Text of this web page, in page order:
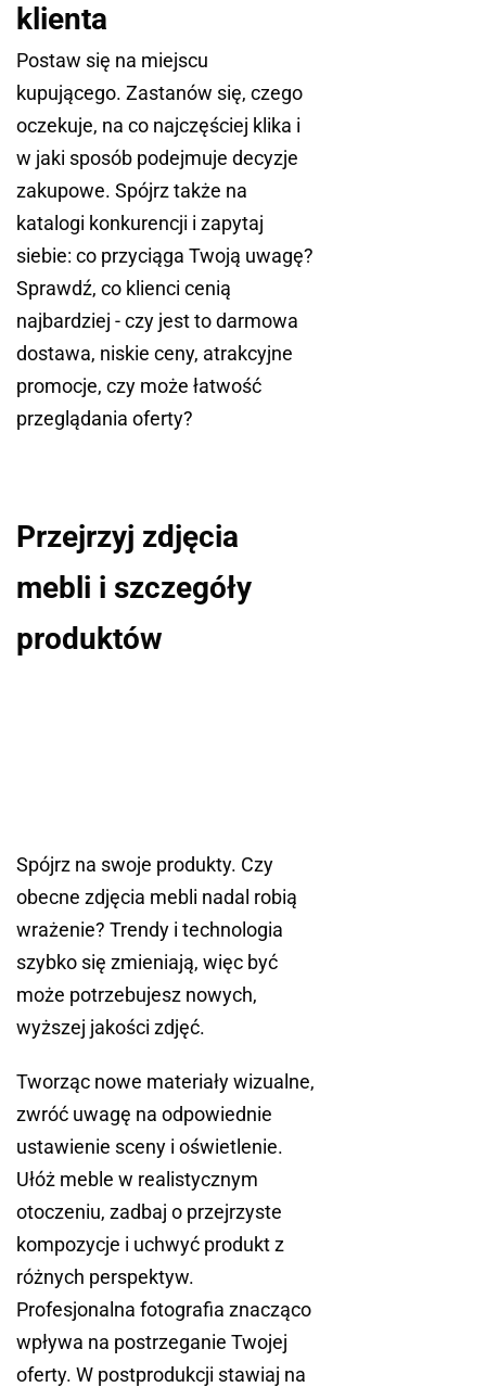
klienta
Postaw się na miejscu
kupującego. Zastanów się, czego
oczekuje, na co najczęściej klika i
w jaki sposób podejmuje decyzje
zakupowe. Spójrz także na
katalogi konkurencji i zapytaj
siebie: co przyciąga Twoją uwagę?
Sprawdź, co klienci cenią
najbardziej - czy jest to darmowa
dostawa, niskie ceny, atrakcyjne
promocje, czy może łatwość
przeglądania oferty?
Przejrzyj zdjęcia
mebli i szczegóły
produktów
Spójrz na swoje produkty. Czy
obecne zdjęcia mebli nadal robią
wrażenie? Trendy i technologia
szybko się zmieniają, więc być
może potrzebujesz nowych,
wyższej jakości zdjęć.
Tworząc nowe materiały wizualne,
zwróć uwagę na odpowiednie
ustawienie sceny i oświetlenie.
Ułóż meble w realistycznym
otoczeniu, zadbaj o przejrzyste
kompozycje i uchwyć produkt z
różnych perspektyw.
Profesjonalna fotografia znacząco
wpływa na postrzeganie Twojej
oferty. W postprodukcji stawiaj na